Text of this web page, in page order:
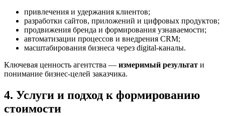
привлечения и удержания клиентов;
разработки сайтов, приложений и цифровых продуктов;
продвижения бренда и формирования узнаваемости;
автоматизации процессов и внедрения CRM;
масштабирования бизнеса через digital-каналы.
Ключевая ценность агентства — измеримый результат и
понимание бизнес-целей заказчика.
4. Услуги и подход к формированию
стоимости